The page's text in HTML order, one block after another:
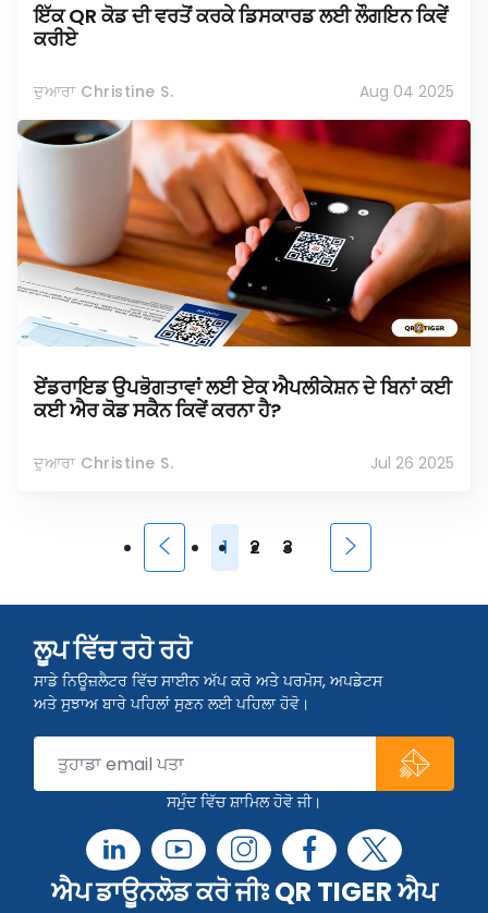
ਇੱਕ QR ਕੋਡ ਦੀ ਵਰਤੋਂ ਕਰਕੇ ਡਿਸਕਾਰਡ ਲਈ ਲੌਗਇਨ ਕਿਵੇਂ
ਕਰੀਏ
ਦੁਆਰਾ Christine S. Aug 04 2025
ਏਂਡਰਾਇਡ ਉਪਭੋਗਤਾਵਾਂ ਲਈ ਏਕ ਐਪਲੀਕੇਸ਼ਨ ਦੇ ਬਿਨਾਂ ਕਈ
ਕਈ ਐਰ ਕੋਡ ਸਕੈਨ ਕਿਵੇਂ ਕਰਨਾ ਹੈ?
ਦੁਆਰਾ Christine S. Jul 26 2025
1 2 3
ਲੂਪ ਵਿੱਚ ਰਹੋ ਰਹੋ
ਸਾਡੇ ਨਿਊਜ਼ਲੈਟਰ ਵਿੱਚ ਸਾਈਨ ਅੱਪ ਕਰੋ ਅਤੇ ਪਰਮੋਸ, ਅਪਡੇਟਸ
ਅਤੇ ਸੁਝਾਅ ਬਾਰੇ ਪਹਿਲਾਂ ਸੁਣਨ ਲਈ ਪਹਿਲਾ ਹੋਵੋ।
ਸਮੁੰਦ ਵਿੱਚ ਸ਼ਾਮਿਲ ਹੋਵੋ ਜੀ।
ਐਪ ਡਾਊਨਲੋਡ ਕਰੋ ਜੀਃ QR TIGER ਐਪ